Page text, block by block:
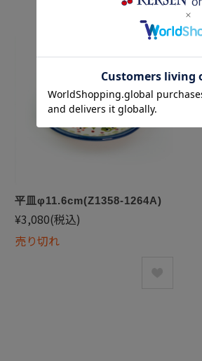
平皿φ11.6cm(Z1358-1264A)
¥3,080(税込)
売り切れ